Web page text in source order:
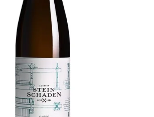
IN DEN WARENKORB